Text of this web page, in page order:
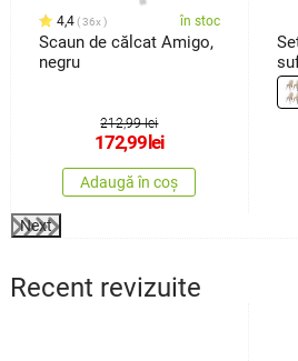
4,4 36x în stoc
Scaun de călcat Amigo,
negru
212,99 lei
172,99lei
Adaugă în coș
Next
Recent revizuite